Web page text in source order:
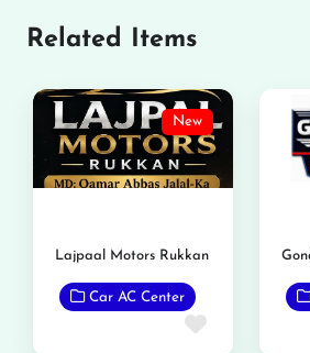
Related Items
New
Lajpaal Motors Rukkan
Car AC Center
Favorite